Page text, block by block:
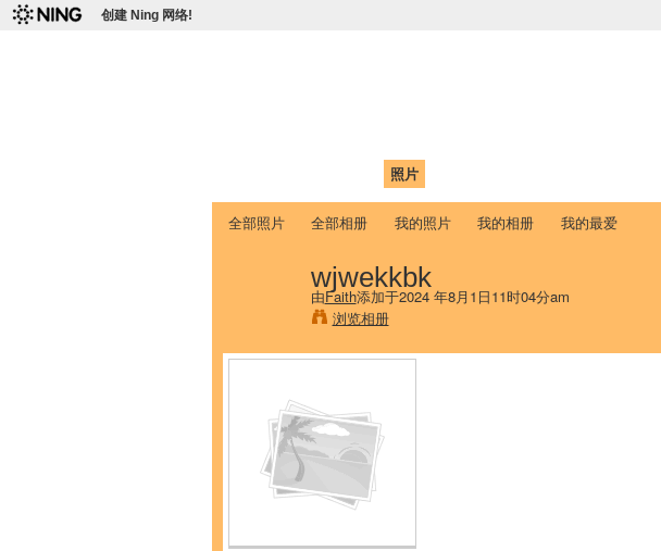
创建 Ning 网络!
照片
全部照片 全部相册 我的照片 我的相册 我的最爱
wjwekkbk
由Faith添加于2024 年8月1日11时04分am
浏览相册